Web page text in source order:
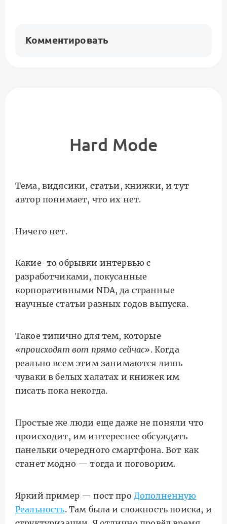
Комментировать
Hard Mode
Тема, видясики, статьи, книжки, и тут
автор понимает, что их нет.
Ничего нет.
Какие-то обрывки интервью с
разработчиками, покусанные
корпоративными NDA, да странные
научные статьи разных годов выпуска.
Такое типично для тем, которые
«происходят вот прямо сейчас». Когда
реально всем этим занимаются лишь
чуваки в белых халатах и книжек им
писать пока некогда.
Простые же люди еще даже не поняли что
происходит, им интереснее обсуждать
панельки очередного смартфона. Вот как
станет модно — тогда и поговорим.
Яркий пример — пост про Дополненную
Реальность. Там была и сложность поиска, и